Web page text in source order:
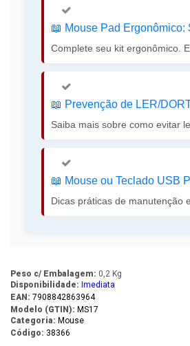
📖️ Mouse Pad
Complete seu kit ergonômico.
📖️ Prevenção de LER/
Saiba mais sobre como evitar
📖️ Mouse ou Teclado USB
Dicas práticas de manutenção
Peso c/ Embalagem: 0,2 Kg
Disponibilidade: Imediata
EAN: 7908842863964
Modelo (GTIN): MS17
Categoria: Mouse
Código: 38366